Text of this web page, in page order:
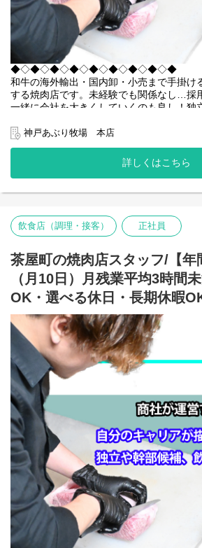
★気分よく働けるオシャレな環境！
2022年開設のオフィスは衛生的で明るく
囲気です。個室ブースのある休憩スペース
設置しています。
★ライフスタイルに合わせて働ける！
長くお勤めいただくために、毎回全員のお
フトを作成！
お休みも取りやすい環境づくりを心がけて
早上がり等もできます。パートさんも、正
す。私達と一緒に、自分のライフスタイル
みませんか？時間帯・日数等も気軽にどん
【衛星対策】
・換気システム導入済 ・CO2センサー
【外部環境】
て解決できる窓口があります。コンサル会
ティングがあり日々の業務はチャットワー
ています。
【雇用形態】
無期雇用契約（試用期間6カ月）★有給取得
給休暇の取得ももちろんOK。採用にあたっ
した上でパート・アルバイトでも有給休暇
シフト確定後のシフト補償もしており会社
りませんので安心して働けます
13：30～18：00（実働4.5時間 休憩無し）
■午前出社の希望の場合は相談下さい
■12-1月残業有（相談OK）
■週3～5日（土曜・日・祝休みOK）
■時間固定、曜日固定のシフト、お休希望
◆◇◆◇◆◇◆◇◆◇◆◇◆◇◆◇◆
和牛の海外輸出・国内卸・小売まで手掛け
する焼肉店です。未経験でも関係なし…採
一緒に会社を大きくしていくのも良し！独
も良し！昼の仕事に切り替えたい場合は本
レンジしたい方をお待ちしています！
◆◇◆◇◆◇◆◇◆◇◆◇◆◇◆◇◆
【 仕事内容 】
□ホール接客対応（ご案内・オーダー・配
□店舗運営・管理業務 など
まずは調理業務などの基本的な業務から学
メントなどの業務にも取り組んでいただき
客様への接客の良さも、グーグル高評価の
韓国語が少しでも話せればいかせます！
もちろん、日本語しか話せなくても業務に
■圧倒的な仕入力■
神戸市に自社精肉工場があり本業が精肉卸
たセリから調達する仕入力は圧倒的です。
合はもし将来独立する時でも仕入支援・オ
レ使用許可などメリット大です！
■残業ほぼなし！■
労働時間削減に積極的で通常月残業はなん
12月10時間程度と飲食業では驚異的な残業
■副業ＯＫ■
業務の支障のない範囲での副業もＯＫです
■選べる休日制度■
☆標準休日（カスタマイズOK)
年間休日120日（月10日）＋別途有給休暇
神戸あぶり牧場 本店
詳しくはこちら
飲食店（調理・接客） 正社員
茶屋町の焼肉店スタッフ/【年
（月10日）月残業平均3時間
OK・選べる休日・長期休暇